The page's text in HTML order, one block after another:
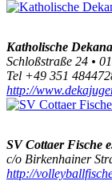
Katholische
Schloßstraße 24 •
Tel +49 351
http://
SV Cottaer Fische
c/o Birkenhainer
http://